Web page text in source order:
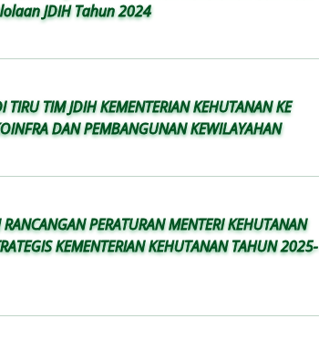
JDIH Tahun 2024
TIRU TIM JDIH KEMENTERIAN KEHUTANAN KE
DAN PEMBANGUNAN KEWILAYAHAN
PERATURAN MENTERI KEHUTANAN
KEMENTERIAN KEHUTANAN TAHUN 2025-